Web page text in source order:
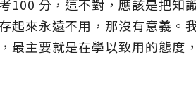
100 分，這不對，應該是把知
起來永遠不用，那沒有意義。
最主要就是在學以致用的態度